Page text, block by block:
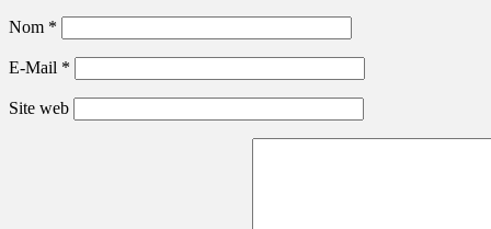
Nom *
E-Mail *
Site web